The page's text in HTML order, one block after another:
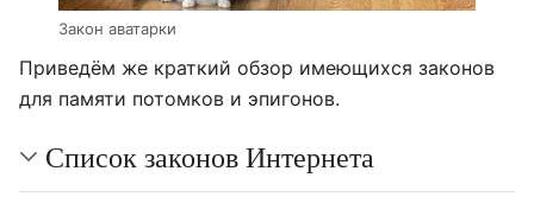
Закон аватарки
Приведём же краткий обзор имеющихся законов
для памяти потомков и эпигонов.
Список законов Интернета